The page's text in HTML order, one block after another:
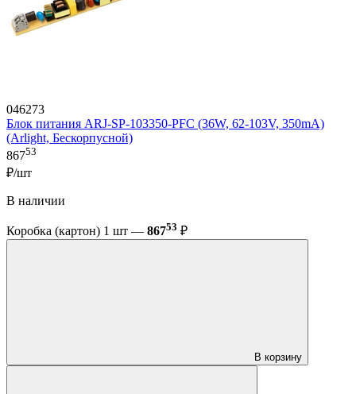
046273
Блок питания ARJ-SP-103350-PFC (36W, 62-103V, 350mA)
(Arlight, Бескорпусной)
86753
₽/шт
В наличии
Коробка (картон) 1 шт — 86753 ₽
В корзину